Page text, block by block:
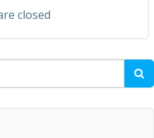
closed